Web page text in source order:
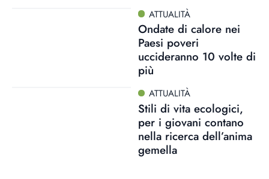
ATTUALITÀ
Ondate di calore nei
Paesi poveri
uccideranno 10 volte di
più
ATTUALITÀ
Stili di vita ecologici,
per i giovani contano
nella ricerca dell’anima
gemella